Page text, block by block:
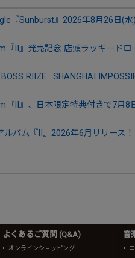
『Sunburst』2026年8月26日(
『II』発売記念 店頭ラッキード
RIIZE : SHANGHAI
『II』、日本限定特典付きで7月8
ルバム『II』2026年6月リリース
よくあるご質問 (Q&A)
オンラインショッピング
音